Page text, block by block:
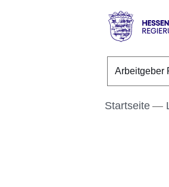
Direkt
Direkt
Direkt
RP
Arbeitgeber
Startseite